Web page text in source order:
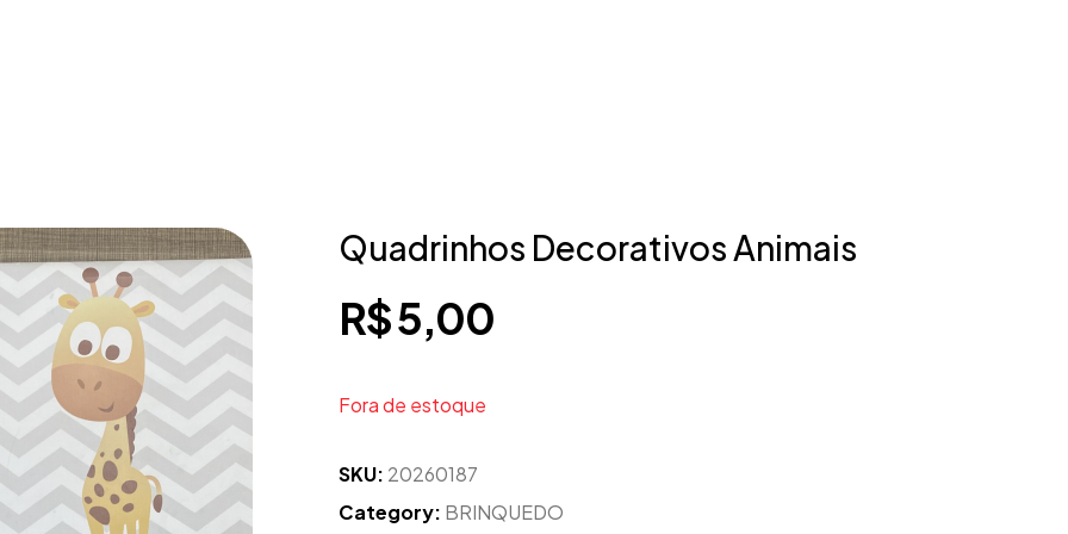
Quadrinhos Decorativos Animais
R$5,00
Fora de estoque
SKU: 20260187
Category: BRINQUEDO